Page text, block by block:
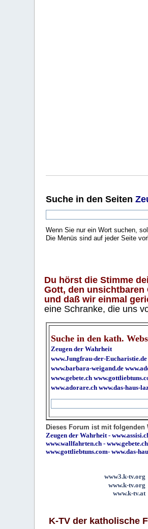
Suche in den Seiten
Wenn Sie nur ein Wort suchen,
Die Menüs sind auf jeder Seite
Du hörst die Stimme
Gott, den unsichtbaren
und daß wir einmal
eine Schranke, die uns
Suche in den kath.
Zeugen der Wahrheit
www.Jungfrau-der-Eucharistie.de
www.barbara-weigand.de
www.gebete.ch
www.adorare.ch www.das-haus-
Dieses Forum ist mit folgenden
Zeugen der Wahrheit -
www.wallfahrten.ch -www.gebete.ch
www.gottliebtuns.com-www.das-
www3.k-tv.org
www.k-tv.org
www.k-tv.at
K-TV der katholische